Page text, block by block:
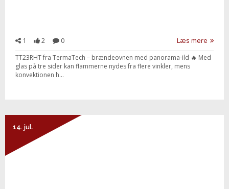
Send besked
1 2 0 Læs mere
TT23RHT fra TermaTech – brændeovnen med panorama-ild 🔥 Med
glas på tre sider kan flammerne nydes fra flere vinkler, mens
konvektionen h...
14. jul.